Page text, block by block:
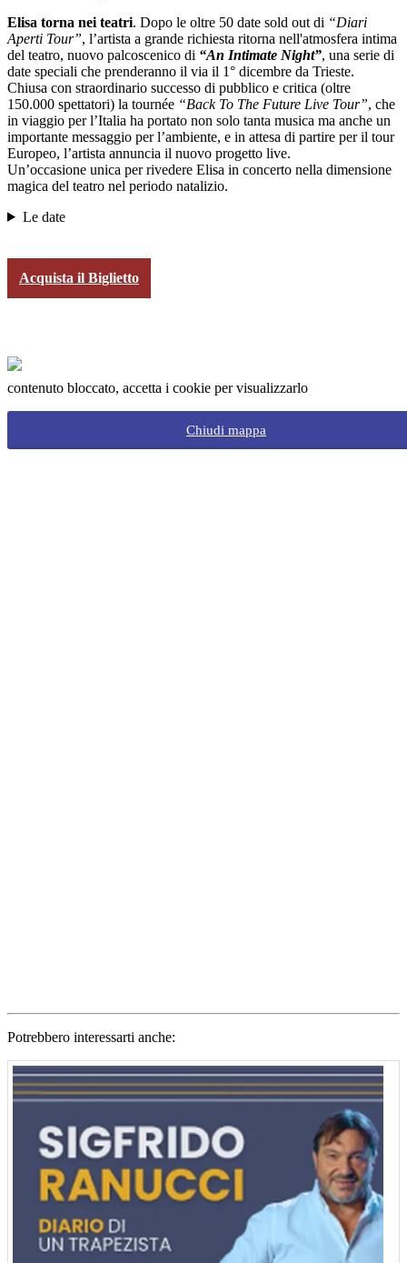
Elisa torna nei teatri. Dopo le oltre 50 date sold out di “Diari
Aperti Tour”, l’artista a grande richiesta ritorna nell'atmosfera intima
del teatro, nuovo palcoscenico di “An Intimate Night”, una serie di
date speciali che prenderanno il via il 1° dicembre da Trieste.
Chiusa con straordinario successo di pubblico e critica (oltre
150.000 spettatori) la tournée “Back To The Future Live Tour”, che
in viaggio per l’Italia ha portato non solo tanta musica ma anche un
importante messaggio per l’ambiente, e in attesa di partire per il tour
Europeo, l’artista annuncia il nuovo progetto live.
Un’occasione unica per rivedere Elisa in concerto nella dimensione
magica del teatro nel periodo natalizio.
Le date
Acquista il Biglietto
contenuto bloccato, accetta i cookie per visualizzarlo
Chiudi mappa
Potrebbero interessarti anche: